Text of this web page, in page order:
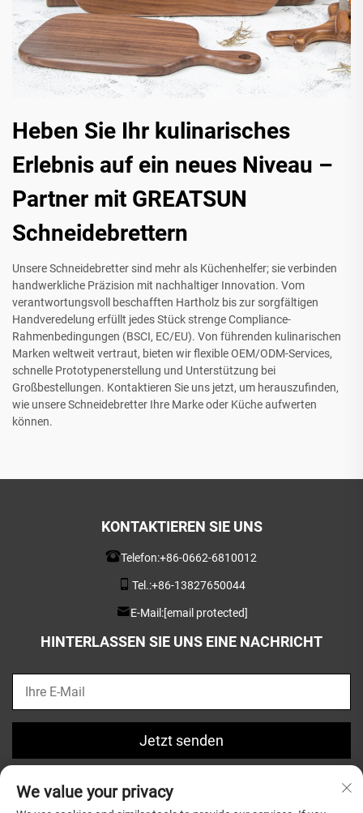
Heben Sie Ihr kulinarisches
Erlebnis auf ein neues Niveau –
Partner mit GREATSUN
Schneidebrettern
Unsere Schneidebretter sind mehr als Küchenhelfer; sie verbinden
handwerkliche Präzision mit nachhaltiger Innovation. Vom
verantwortungsvoll beschafften Hartholz bis zur sorgfältigen
Handveredelung erfüllt jedes Stück strenge Compliance-
Rahmenbedingungen (BSCI, EC/EU). Von führenden kulinarischen
Marken weltweit vertraut, bieten wir flexible OEM/ODM-Services,
schnelle Prototypenerstellung und Unterstützung bei
Großbestellungen. Kontaktieren Sie uns jetzt, um herauszufinden,
wie unsere Schneidebretter Ihre Marke oder Küche aufwerten
können.
KONTAKTIEREN SIE UNS
Telefon:+86-0662-6810012
Tel.:+86-13827650044
E-Mail:[email protected]
HINTERLASSEN SIE UNS EINE NACHRICHT
Jetzt senden
We value your privacy